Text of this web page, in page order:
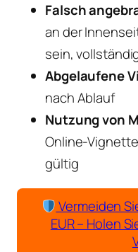
Falsch
an der
sein,
Abgelaufene
nach Ablauf
Nutzung von
Online-
gültig
Vermeiden
EUR – Holen